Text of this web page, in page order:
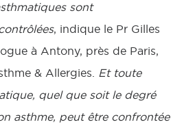
sont
, indique le Pr Gilles
à Antony, près de Paris,
& Allergies.
Et toute
quel que soit le degré
asthme, peut être confrontée